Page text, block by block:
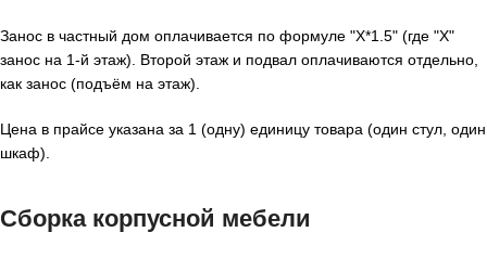
Занос в частный дом оплачивается по формуле "X*1.5" (где "X"
занос на 1-й этаж). Второй этаж и подвал оплачиваются отдельно,
как занос (подъём на этаж).
Цена в прайсе указана за 1 (одну) единицу товара (один стул, один
шкаф).
Сборка корпусной мебели